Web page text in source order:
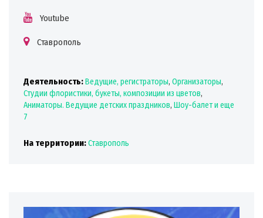
Youtube
Ставрополь
Деятельность:Ведущие, регистраторы, Организаторы,
Студии флористики, букеты, композиции из цветов,
Аниматоры. Ведущие детских праздников, Шоу-балети еще
7
На территории:Ставрополь